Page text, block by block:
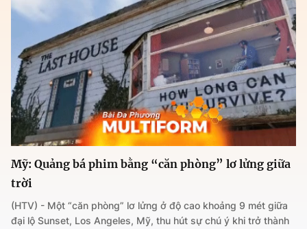
Mỹ: Quảng bá phim bằng “căn phòng” lơ lửng giữa
trời
(HTV) - Một “căn phòng” lơ lửng ở độ cao khoảng 9 mét giữa
đại lộ Sunset, Los Angeles, Mỹ, thu hút sự chú ý khi trở thành